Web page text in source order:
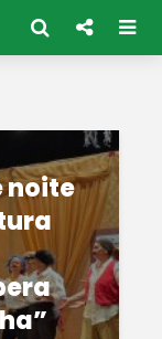
noite